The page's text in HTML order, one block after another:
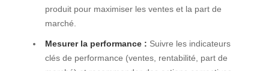
produit pour maximiser les ventes et la part de
marché.
Mesurer la performance : Suivre les indicateurs
clés de performance (ventes, rentabilité, part de